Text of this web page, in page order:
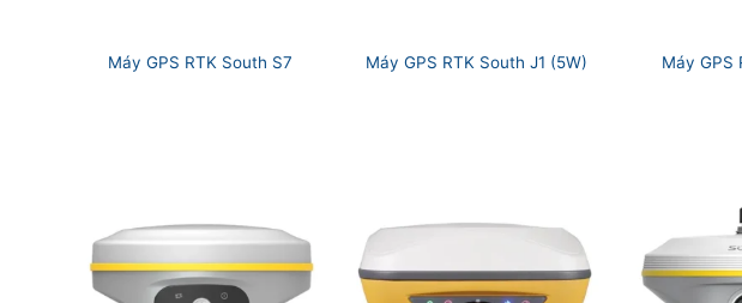
Máy GPS RTK South S7 Máy GPS RTK South J1 (5W) Máy GPS